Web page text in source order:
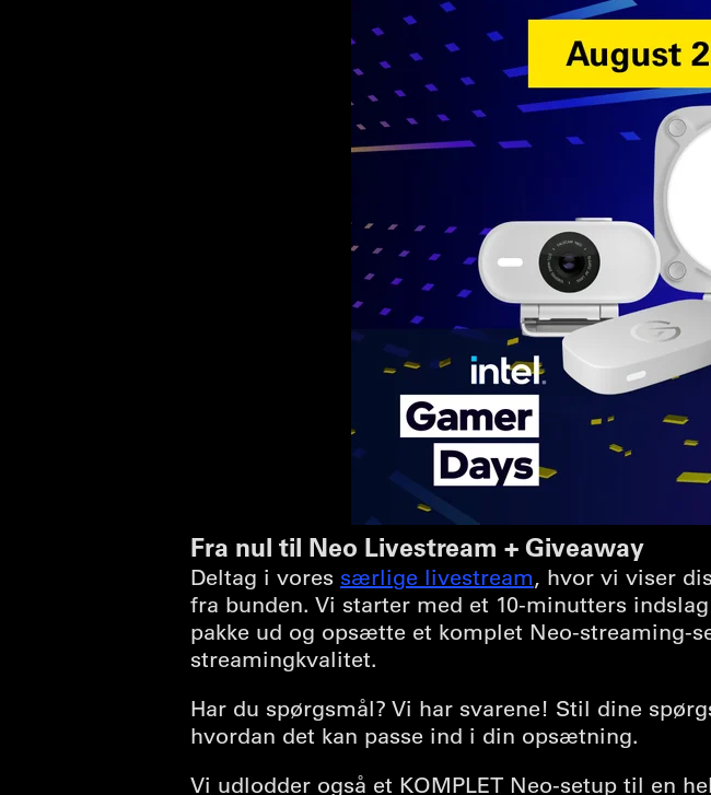
Fra nul til Neo Livestream + Giveaway
Deltag i vores særlige livestream, hvor vi viser
fra bunden. Vi starter med et 10-minutters
pakke ud og opsætte et komplet Neo-streaming-
streamingkvalitet.
Har du spørgsmål? Vi har svarene! Stil dine
hvordan det kan passe ind i din opsætning.
Vi udlodder også et KOMPLET Neo-setup til en